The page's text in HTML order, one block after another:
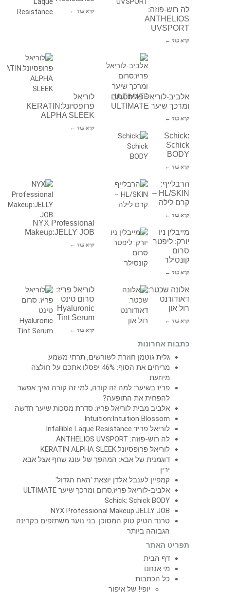
קרא עוד ←
לה רוש-פוזה:
ANTHELIOS
UVSPORT
קרא עוד ←
לוריאל
פרופסיונל:KERATIN
ALPHA SLEEK
קרא עוד ←
אלביב-לוריאל פריז:סרום
ומרכך שיער ULTIMATE
קרא עוד ←
Schick:
Schick
BODY
קרא עוד ←
NYX Professional
Makeup:JELLY JOB
קרא עוד ←
הרבלייף:
HL/SKIN –
קרם לילה
קרא עוד ←
מייבלין ניו
יורק: ליפטר
סרום
קונסילר
קרא עוד ←
לוריאל פריז:
סרום טינט
Hyaluronic
Tint Serum
קרא עוד ←
אלונה שכטר:
דאודורנט
רול און
קרא עוד ←
כתבות אחרונות
גלית גוטמן חוזרת לשורשים, תרתי משמע
מריחים את הסוף: 46% יפסלו אתכם על חולצה
מיוזעת
פריז בשיער: למה זה קורה, למי זה קורה ואיך אפשר
להפחית את התופעה?
אלביב מבית לוריאל פריז: סדרת מסכות שיער חדשה
Intuition:Intuition Blossom
לוריאל פריז: Infallible Laque Resistance
לה רוש-פוזה: ANTHELIOS UVSPORT
לוריאל פרופסיונל:KERATIN ALPHA SLEEK
דוגמנית של אבא: המהפך של עונג שחף אצל אבא
ירין
קמפיין לענבל אלדן יוצאת 'האח הגדול'
אלביב-לוריאל פריז:סרום ומרכך שיער ULTIMATE
Schick: Schick BODY
NYX Professional Makeup:JELLY JOB
טרנד הטיק טוק המסוכן: בני נוער משתזפים בקרינה
הגבוהה ביותר
תפריט האתר
דף הבית
מי אנחנו
כל הכתבות
יופי! של איפור